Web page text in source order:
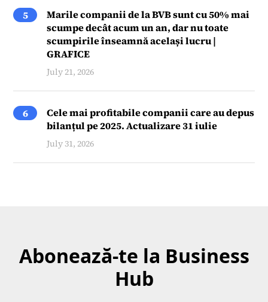
5
Marile companii de la BVB sunt cu 50% mai
scumpe decât acum un an, dar nu toate
scumpirile înseamnă același lucru |
GRAFICE
July 21, 2026
6
Cele mai profitabile companii care au depus
bilanțul pe 2025. Actualizare 31 iulie
July 31, 2026
Abonează-te la Business
Hub